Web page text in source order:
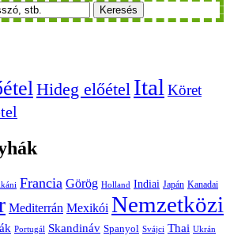
Keresés
Hideg előétel ItalKöret
Francia Görög Holland Indiai Japán Kanadai
Mediterrán Mexikói Nemzetközi
Portugál Skandináv Spanyol Svájci Thai Ukrán